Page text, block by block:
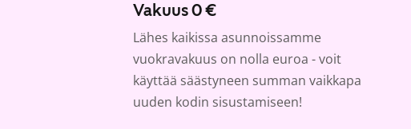
Vakuus 0 €
Lähes kaikissa asunnoissamme
vuokravakuus on nolla euroa - voit
käyttää säästyneen summan vaikkapa
uuden kodin sisustamiseen!